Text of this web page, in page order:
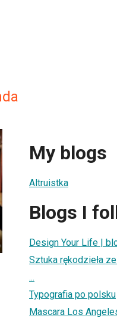
My blogs
Altruistka
Blogs I
Design Your Life |
Sztuka rękodzieła
...
Typografia po polsku
Mascara Los